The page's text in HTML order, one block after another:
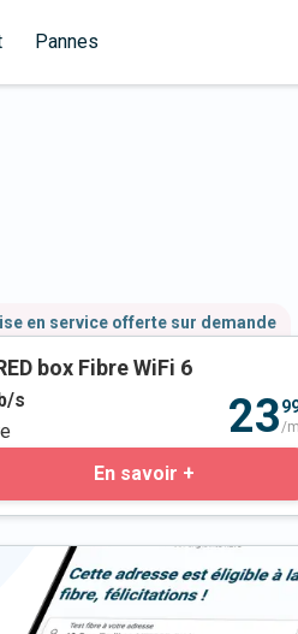
Pannes
en service offerte sur demande
box Fibre WiFi 6
s
23/
En savoir +